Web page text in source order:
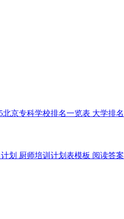
北京专科学校排名一览表 大学排名
划 厨师培训计划表模板 阅读答案